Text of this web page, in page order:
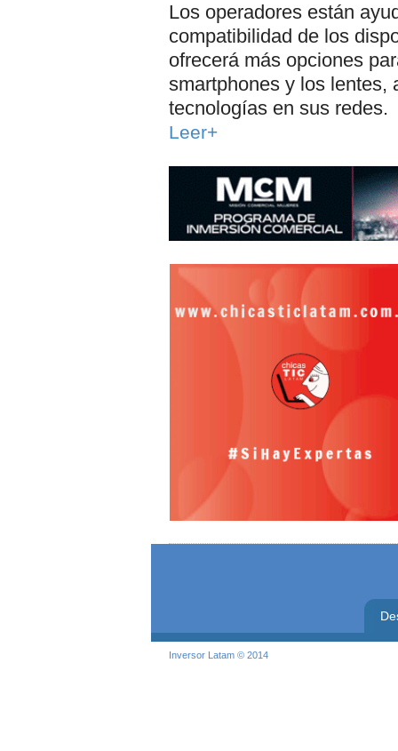
Los operadores están
compatibilidad de los
ofrecerá más opciones
smartphones y los lentes,
tecnologías en sus redes.
Leer+
Inversor Latam © 2014